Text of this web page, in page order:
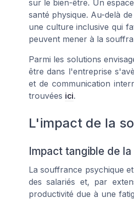
sur le bien-être. Un
santé physique. Au-delà
une culture inclusive qui
peuvent mener à la
Parmi les solutions
être dans l'entreprise
et de communication
trouvées ici.
L'impact de la
Impact tangible de
La souffrance psychique
des salariés et, par
productivité due à une